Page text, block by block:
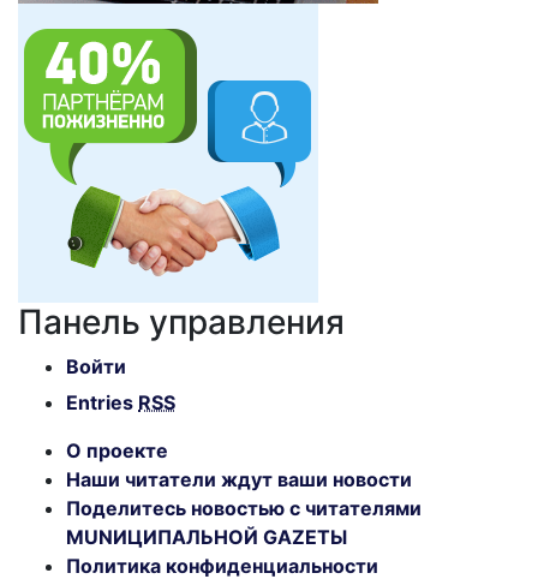
Панель управления
Войти
Entries RSS
О проекте
Наши читатели ждут ваши новости
Поделитесь новостью с читателями
MUNИЦИПАЛЬНОЙ GAZЕТЫ
Политика конфиденциальности